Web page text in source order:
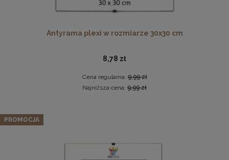
Cena regularna:
Antyrama plexi w rozmiarze 30x30 cm
8,78 zł
Cena regularna:9,99 zł
Najniższa cena: 9,99 zł
PROMOCJA